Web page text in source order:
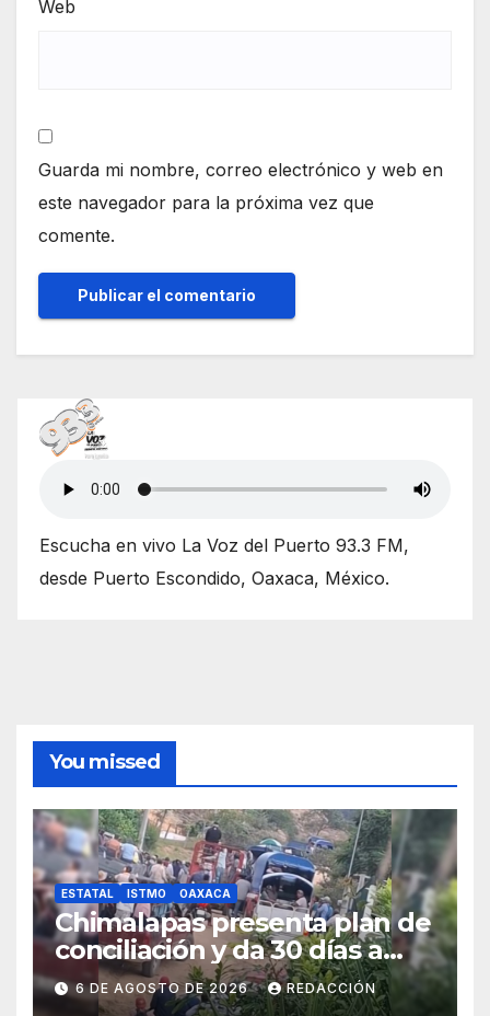
Web
Guarda mi nombre, correo electrónico y web en
este navegador para la próxima vez que
comente.
Escucha en vivo La Voz del Puerto 93.3 FM,
desde Puerto Escondido, Oaxaca, México.
You missed
ESTATAL ISTMO OAXACA
Chimalapas presenta plan de
conciliación y da 30 días a
ejidos chiapanecos para
definir situación territorial
6 DE AGOSTO DE 2026 REDACCIÓN